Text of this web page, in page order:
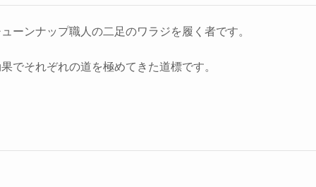
ーンナップ職人の二足のワラジを履く者です。
でそれぞれの道を極めてきた道標です。